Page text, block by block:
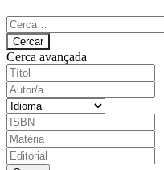
Cerca avançada